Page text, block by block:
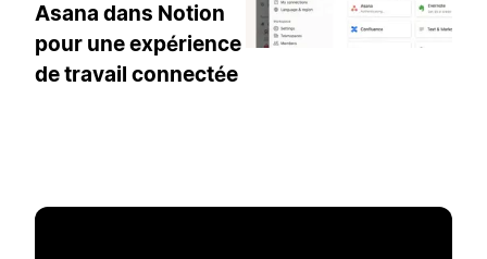
Asana dans Notion
pour une expérience
de travail connectée